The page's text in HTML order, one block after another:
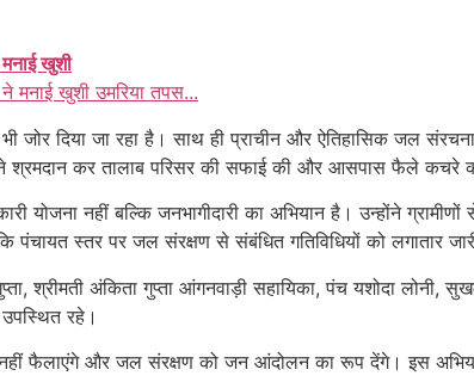
खुशी
मनाई खुशी उमरिया तपस...
जोर दिया जा रहा है। साथ ही प्राचीन और ऐतिहासिक जल
श्रमदान कर तालाब परिसर की सफाई की और आसपास फैले कचरे
नहीं बल्कि जनभागीदारी का अभियान है। उन्होंने
स्तर पर जल संरक्षण से संबंधित गतिविधियों को लगातार
श्रीमती अंकिता गुप्ता आंगनवाड़ी सहायिका, पंच यशोदा लोनी,
रहे।
नहीं फैलाएंगे और जल संरक्षण को जन आंदोलन का रूप देंगे। इस